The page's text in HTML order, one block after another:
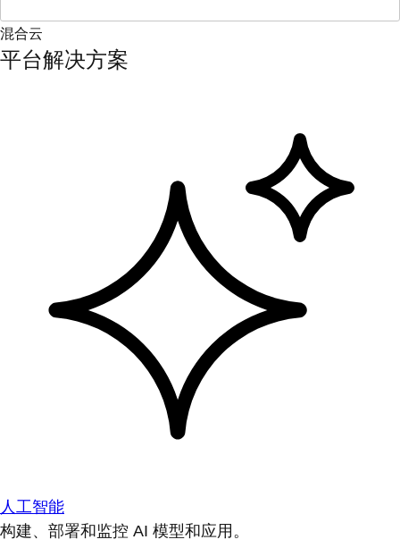
混合云
平台解决方案
人工智能
构建、部署和监控 AI 模型和应用。